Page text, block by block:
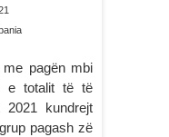
pagën mbi
e totalit të të
2021 kundrejt
pagash zë